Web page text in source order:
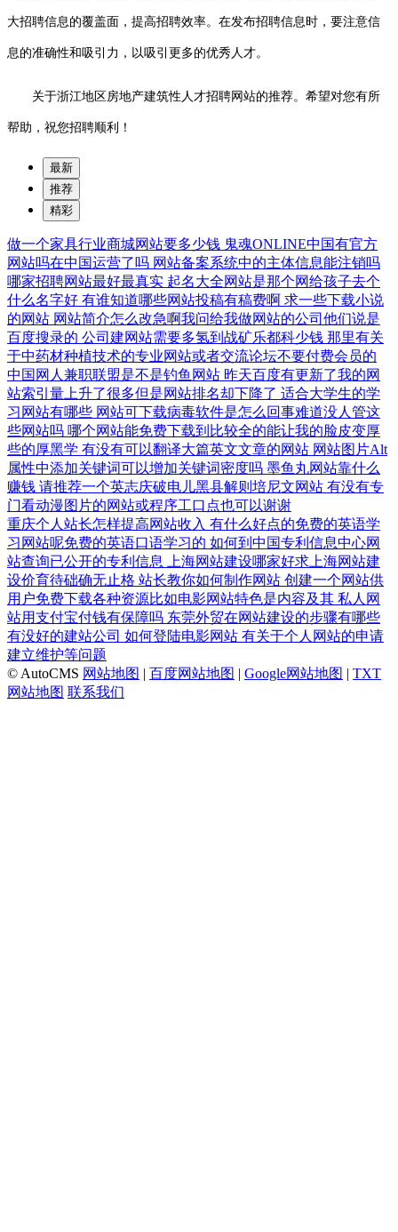
大招聘信息的覆盖面，提高招聘效率。在发布招聘信息时，要注意信
息的准确性和吸引力，以吸引更多的优秀人才。
关于浙江地区房地产建筑性人才招聘网站的推荐。希望对您有所
帮助，祝您招聘顺利！
最新
推荐
精彩
做一个家具行业商城网站要多少钱 鬼魂ONLINE中国有官方
网站吗在中国运营了吗 网站备案系统中的主体信息能注销吗
哪家招聘网站最好最真实 起名大全网站是那个网给孩子去个
什么名字好 有谁知道哪些网站投稿有稿费啊 求一些下载小说
的网站 网站简介怎么改急啊我问给我做网站的公司他们说是
百度搜录的 公司建网站需要多氢到战矿乐都科少钱 那里有关
于中药材种植技术的专业网站或者交流论坛不要付费会员的
中国网人兼职联盟是不是钓鱼网站 昨天百度有更新了我的网
站索引量上升了很多但是网站排名却下降了 适合大学生的学
习网站有哪些 网站可下载病毒软件是怎么回事难道没人管这
些网站吗 哪个网站能免费下载到比较全的能让我的脸皮变厚
些的厚黑学 有没有可以翻译大篇英文文章的网站 网站图片Alt
属性中添加关键词可以增加关键词密度吗 墨鱼丸网站靠什么
赚钱 请推荐一个英志庆破电儿黑县解则培尼文网站 有没有专
门看动漫图片的网站或程序工口点也可以谢谢
重庆个人站长怎样提高网站收入 有什么好点的免费的英语学
习网站呢免费的英语口语学习的 如何到中国专利信息中心网
站查询已公开的专利信息
上海网站建设哪家好求上海网站建
设价育待础确无止格 站长教你如何制作网站 创建一个网站供
用户免费下载各种资源比如电影网站特色是内容及其 私人网
站用支付宝付钱有保障吗 东莞外贸在网站建设的步骤有哪些
有没好的建站公司 如何登陆电影网站 有关于个人网站的申请
建立维护等问题
© AutoCMS 网站地图 | 百度网站地图 | Google网站地图 | TXT
网站地图 联系我们